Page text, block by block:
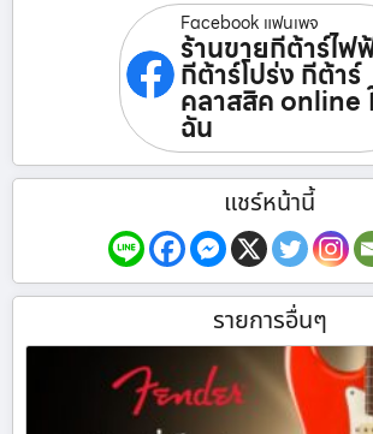
Facebook แฟนเพจ
ร้านขายกีต้าร์ไฟ
กีต้าร์โปร่ง กีต้าร์
คลาสสิค online
ฉัน
แชร์หน้านี้
รายการอื่นๆ